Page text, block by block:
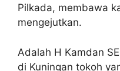
Pilkada, membawa
mengejutkan.
Adalah H Kamdan
di Kuningan tokoh